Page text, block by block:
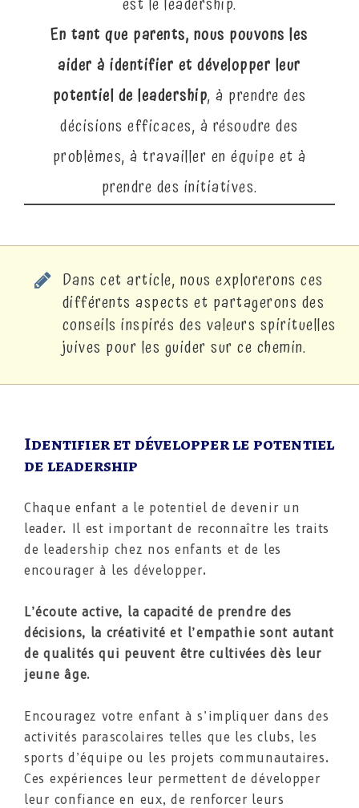
est le leadership.
En tant que parents, nous pouvons les
aider à identifier et développer leur
potentiel de leadership, à prendre des
décisions efficaces, à résoudre des
problèmes, à travailler en équipe et à
prendre des initiatives.
Dans cet article, nous explorerons ces
différents aspects et partagerons des
conseils inspirés des valeurs spirituelles
juives pour les guider sur ce chemin.
Identifier et développer le potentiel
de leadership
Chaque enfant a le potentiel de devenir un
leader. Il est important de reconnaître les traits
de leadership chez nos enfants et de les
encourager à les développer.
L’écoute active, la capacité de prendre des
décisions, la créativité et l’empathie sont autant
de qualités qui peuvent être cultivées dès leur
jeune âge.
Encouragez votre enfant à s’impliquer dans des
activités parascolaires telles que les clubs, les
sports d’équipe ou les projets communautaires.
Ces expériences leur permettent de développer
leur confiance en eux, de renforcer leurs